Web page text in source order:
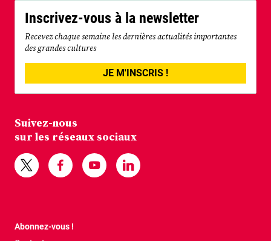
Inscrivez-vous à la newsletter
Recevez chaque semaine les dernières actualités importantes
des grandes cultures
JE M'INSCRIS !
Suivez-nous
sur les réseaux sociaux
Abonnez-vous !